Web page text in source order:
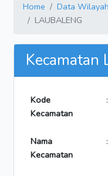
Home Data Wilayah
LAUBALENG
Kecamatan
Kode
Kecamatan
Nama
Kecamatan
: